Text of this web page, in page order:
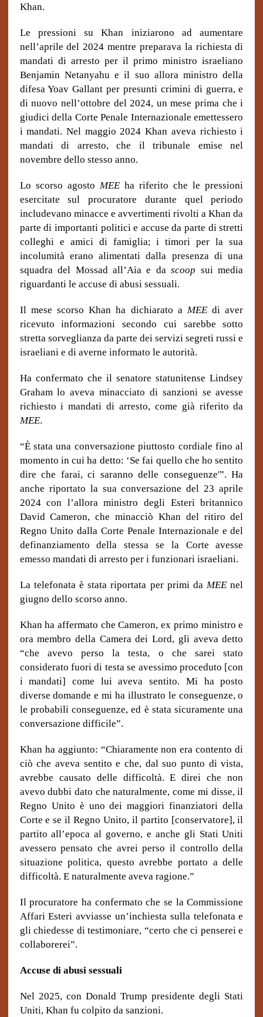
Khan.
Le pressioni su Khan iniziarono ad aumentare
nell’aprile del 2024 mentre preparava la richiesta di
mandati di arresto per il primo ministro israeliano
Benjamin Netanyahu e il suo allora ministro della
difesa Yoav Gallant per presunti crimini di guerra, e
di nuovo nell’ottobre del 2024, un mese prima che i
giudici della Corte Penale Internazionale emettessero
i mandati. Nel maggio 2024 Khan aveva richiesto i
mandati di arresto, che il tribunale emise nel
novembre dello stesso anno.
Lo scorso agosto MEEha riferito che le pressioni
esercitate sul procuratore durante quel periodo
includevano minacce e avvertimenti rivolti a Khan da
parte di importanti politici e accuse da parte di stretti
colleghi e amici di famiglia; i timori per la sua
incolumità erano alimentati dalla presenza di una
squadra del Mossad all’Aia e dascoop sui media
riguardanti le accuse di abusi sessuali.
Il mese scorso Khan ha dichiarato a MEE di aver
ricevuto informazioni secondo cui sarebbe sotto
stretta sorveglianza da parte dei servizi segreti russi e
israeliani e di averne informato le autorità.
Ha confermato che il senatore statunitense Lindsey
Graham lo aveva minacciato di sanzioni se avesse
richiesto i mandati di arresto, come già riferito da
MEE.
“È stata una conversazione piuttosto cordiale fino al
momento in cui ha detto: ‘Se fai quello che ho sentito
dire che farai, ci saranno delle conseguenze'”. Ha
anche riportato la sua conversazione del 23 aprile
2024 con l’allora ministro degli Esteri britannico
David Cameron, che minacciò Khan del ritiro del
Regno Unito dalla Corte Penale Internazionale e del
definanziamento della stessa se la Corte avesse
emesso mandati di arresto per i funzionari israeliani.
La telefonata è stata riportata per primidaMEE nel
giugno dello scorso anno.
Khan ha affermato che Cameron, ex primo ministro e
ora membro della Camera dei Lord, gli aveva detto
“che avevo perso la testa, o che sarei stato
considerato fuori di testa se avessimo proceduto [con
i mandati] come lui aveva sentito. Mi ha posto
diverse domande e mi ha illustrato le conseguenze, o
le probabili conseguenze, ed è stata sicuramente una
conversazione difficile”.
Khan ha aggiunto: “Chiaramente non era contento di
ciò che aveva sentito e che, dal suo punto di vista,
avrebbe causato delle difficoltà. E direi che non
avevo dubbi dato che naturalmente, come mi disse, il
Regno Unito è uno dei maggiori finanziatori della
Corte e se il Regno Unito, il partito [conservatore], il
partito all’epoca al governo, e anche gli Stati Uniti
avessero pensato che avrei perso il controllo della
situazione politica, questo avrebbe portato a delle
difficoltà. E naturalmente aveva ragione.”
Il procuratore ha confermato che se la Commissione
Affari Esteri avviasse un’inchiesta sulla telefonata e
gli chiedesse di testimoniare, “certo che ci penserei e
collaborerei”.
Accuse di abusi sessuali
Nel 2025, con Donald Trump presidente degli Stati
Uniti, Khan fu colpito da sanzioni.